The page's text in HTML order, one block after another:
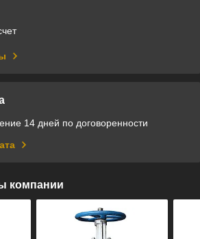
14 дней по договоренности
компании